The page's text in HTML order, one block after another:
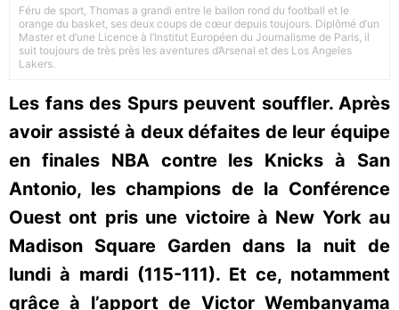
Féru de sport, Thomas a grandi entre le ballon rond du football et le
orange du basket, ses deux coups de cœur depuis toujours. Diplômé d’un
Master et d’une Licence à l’Institut Européen du Journalisme de Paris, il
suit toujours de très près les aventures d’Arsenal et des Los Angeles
Lakers.
Les fans des Spurs peuvent souffler. Après
avoir assisté à deux défaites de leur équipe
en finales NBA contre les Knicks à San
Antonio, les champions de la Conférence
Ouest ont pris une victoire à New York au
Madison Square Garden dans la nuit de
lundi à mardi (115-111). Et ce, notamment
grâce à l’apport de Victor Wembanyama